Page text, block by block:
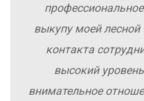
выкупу моей лесной
контакта
высокий
внимательное